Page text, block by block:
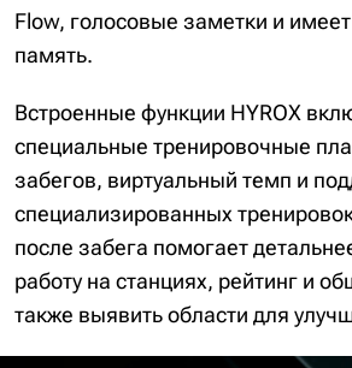
Flow, голосовые заметки и
память.
Встроенные функции HYROX
специальные тренировочные
забегов, виртуальный темп и
специализированных
после забега помогает
работу на станциях, рейтинг и
также выявить области для